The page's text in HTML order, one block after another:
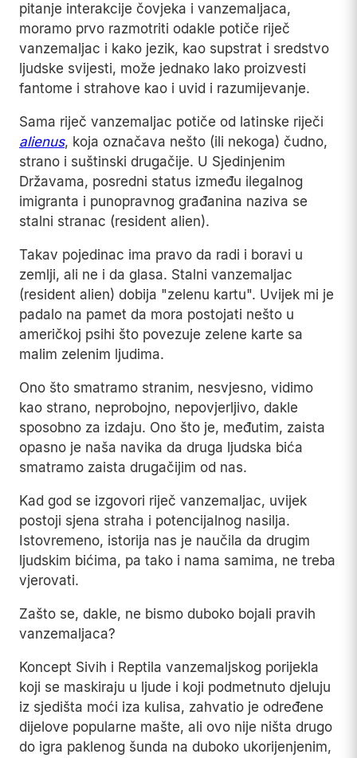
pitanje interakcije čovjeka i vanzemaljaca,
moramo prvo razmotriti odakle potiče riječ
vanzemaljac i kako jezik, kao supstrat i sredstvo
ljudske svijesti, može jednako lako proizvesti
fantome i strahove kao i uvid i razumijevanje.
Sama riječ vanzemaljac potiče od latinske riječi
alienus, koja označava nešto (ili nekoga) čudno,
strano i suštinski drugačije. U Sjedinjenim
Državama, posredni status između ilegalnog
imigranta i punopravnog građanina naziva se
stalni stranac (resident alien).
Takav pojedinac ima pravo da radi i boravi u
zemlji, ali ne i da glasa. Stalni vanzemaljac
(resident alien) dobija "zelenu kartu". Uvijek mi je
padalo na pamet da mora postojati nešto u
američkoj psihi što povezuje zelene karte sa
malim zelenim ljudima.
Ono što smatramo stranim, nesvjesno, vidimo
kao strano, neprobojno, nepovjerljivo, dakle
sposobno za izdaju. Ono što je, međutim, zaista
opasno je naša navika da druga ljudska bića
smatramo zaista drugačijim od nas.
Kad god se izgovori riječ vanzemaljac, uvijek
postoji sjena straha i potencijalnog nasilja.
Istovremeno, istorija nas je naučila da drugim
ljudskim bićima, pa tako i nama samima, ne treba
vjerovati.
Zašto se, dakle, ne bismo duboko bojali pravih
vanzemaljaca?
Koncept Sivih i Reptila vanzemaljskog porijekla
koji se maskiraju u ljude i koji podmetnuto djeluju
iz sjedišta moći iza kulisa, zahvatio je određene
dijelove popularne mašte, ali ovo nije ništa drugo
do igra paklenog šunda na duboko ukorijenjenim,